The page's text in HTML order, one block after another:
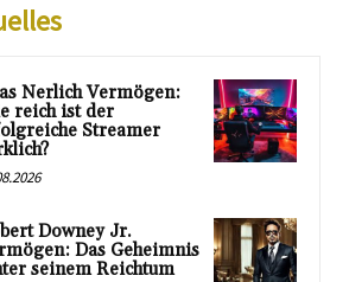
Nerlich Vermögen:
reich ist der
Streamer
Downey Jr.
Das Geheimnis
seinem Reichtum